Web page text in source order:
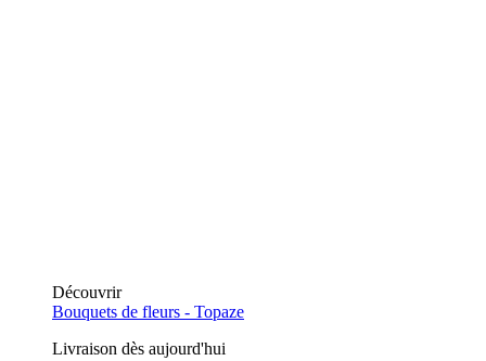
Découvrir
Bouquets de fleurs - Topaze
Livraison dès aujourd'hui